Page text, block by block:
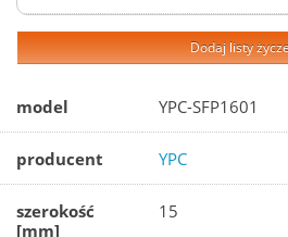
Dodaj listy
model YPC-SFP1601
producent YPC
szerokość
[mm]
15